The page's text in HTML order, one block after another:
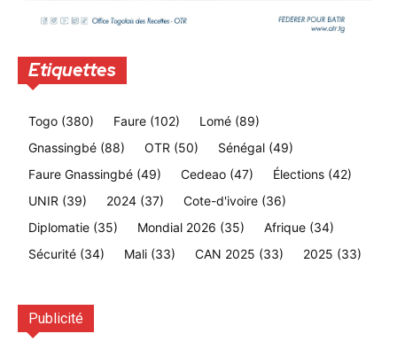
Etiquettes
Togo (380) Faure (102) Lomé (89)
Gnassingbé (88) OTR (50) Sénégal (49)
Faure Gnassingbé (49) Cedeao (47) Élections (42)
UNIR (39) 2024 (37) Cote-d'ivoire (36)
Diplomatie (35) Mondial 2026 (35) Afrique (34)
Sécurité (34) Mali (33) CAN 2025 (33) 2025 (33)
Publicité